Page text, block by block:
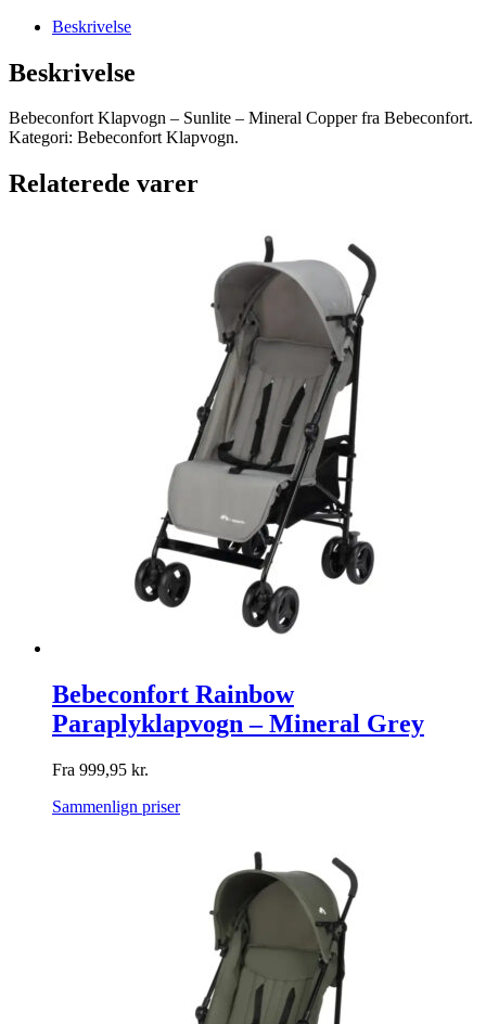
Beskrivelse
Beskrivelse
Bebeconfort Klapvogn – Sunlite – Mineral Copper fra Bebeconfort.
Kategori: Bebeconfort Klapvogn.
Relaterede varer
Bebeconfort Rainbow
Paraplyklapvogn – Mineral Grey
Fra 999,95 kr.
Sammenlign priser